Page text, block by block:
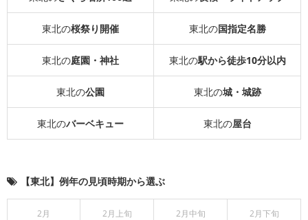
東北の桜祭り開催 東北の国指定名勝
東北の庭園・神社 東北の駅から徒歩10分以内
東北の公園 東北の城・城跡
東北のバーベキュー 東北の屋台
【東北】例年の見頃時期から選ぶ
2月 2月上旬 2月中旬 2月下旬